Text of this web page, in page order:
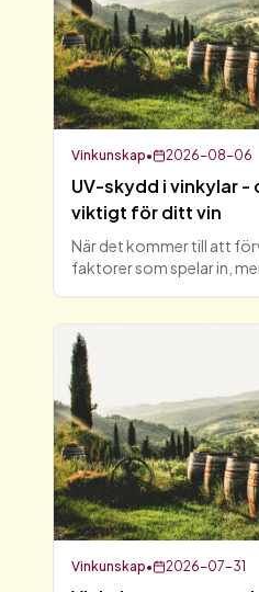
Vinkunskap• 2026-08-06
UV-skydd i vinkylar -
viktigt för ditt vin
När det kommer till att
faktorer som spelar in,
negativt. I d
Vinkunskap• 2026-07-31